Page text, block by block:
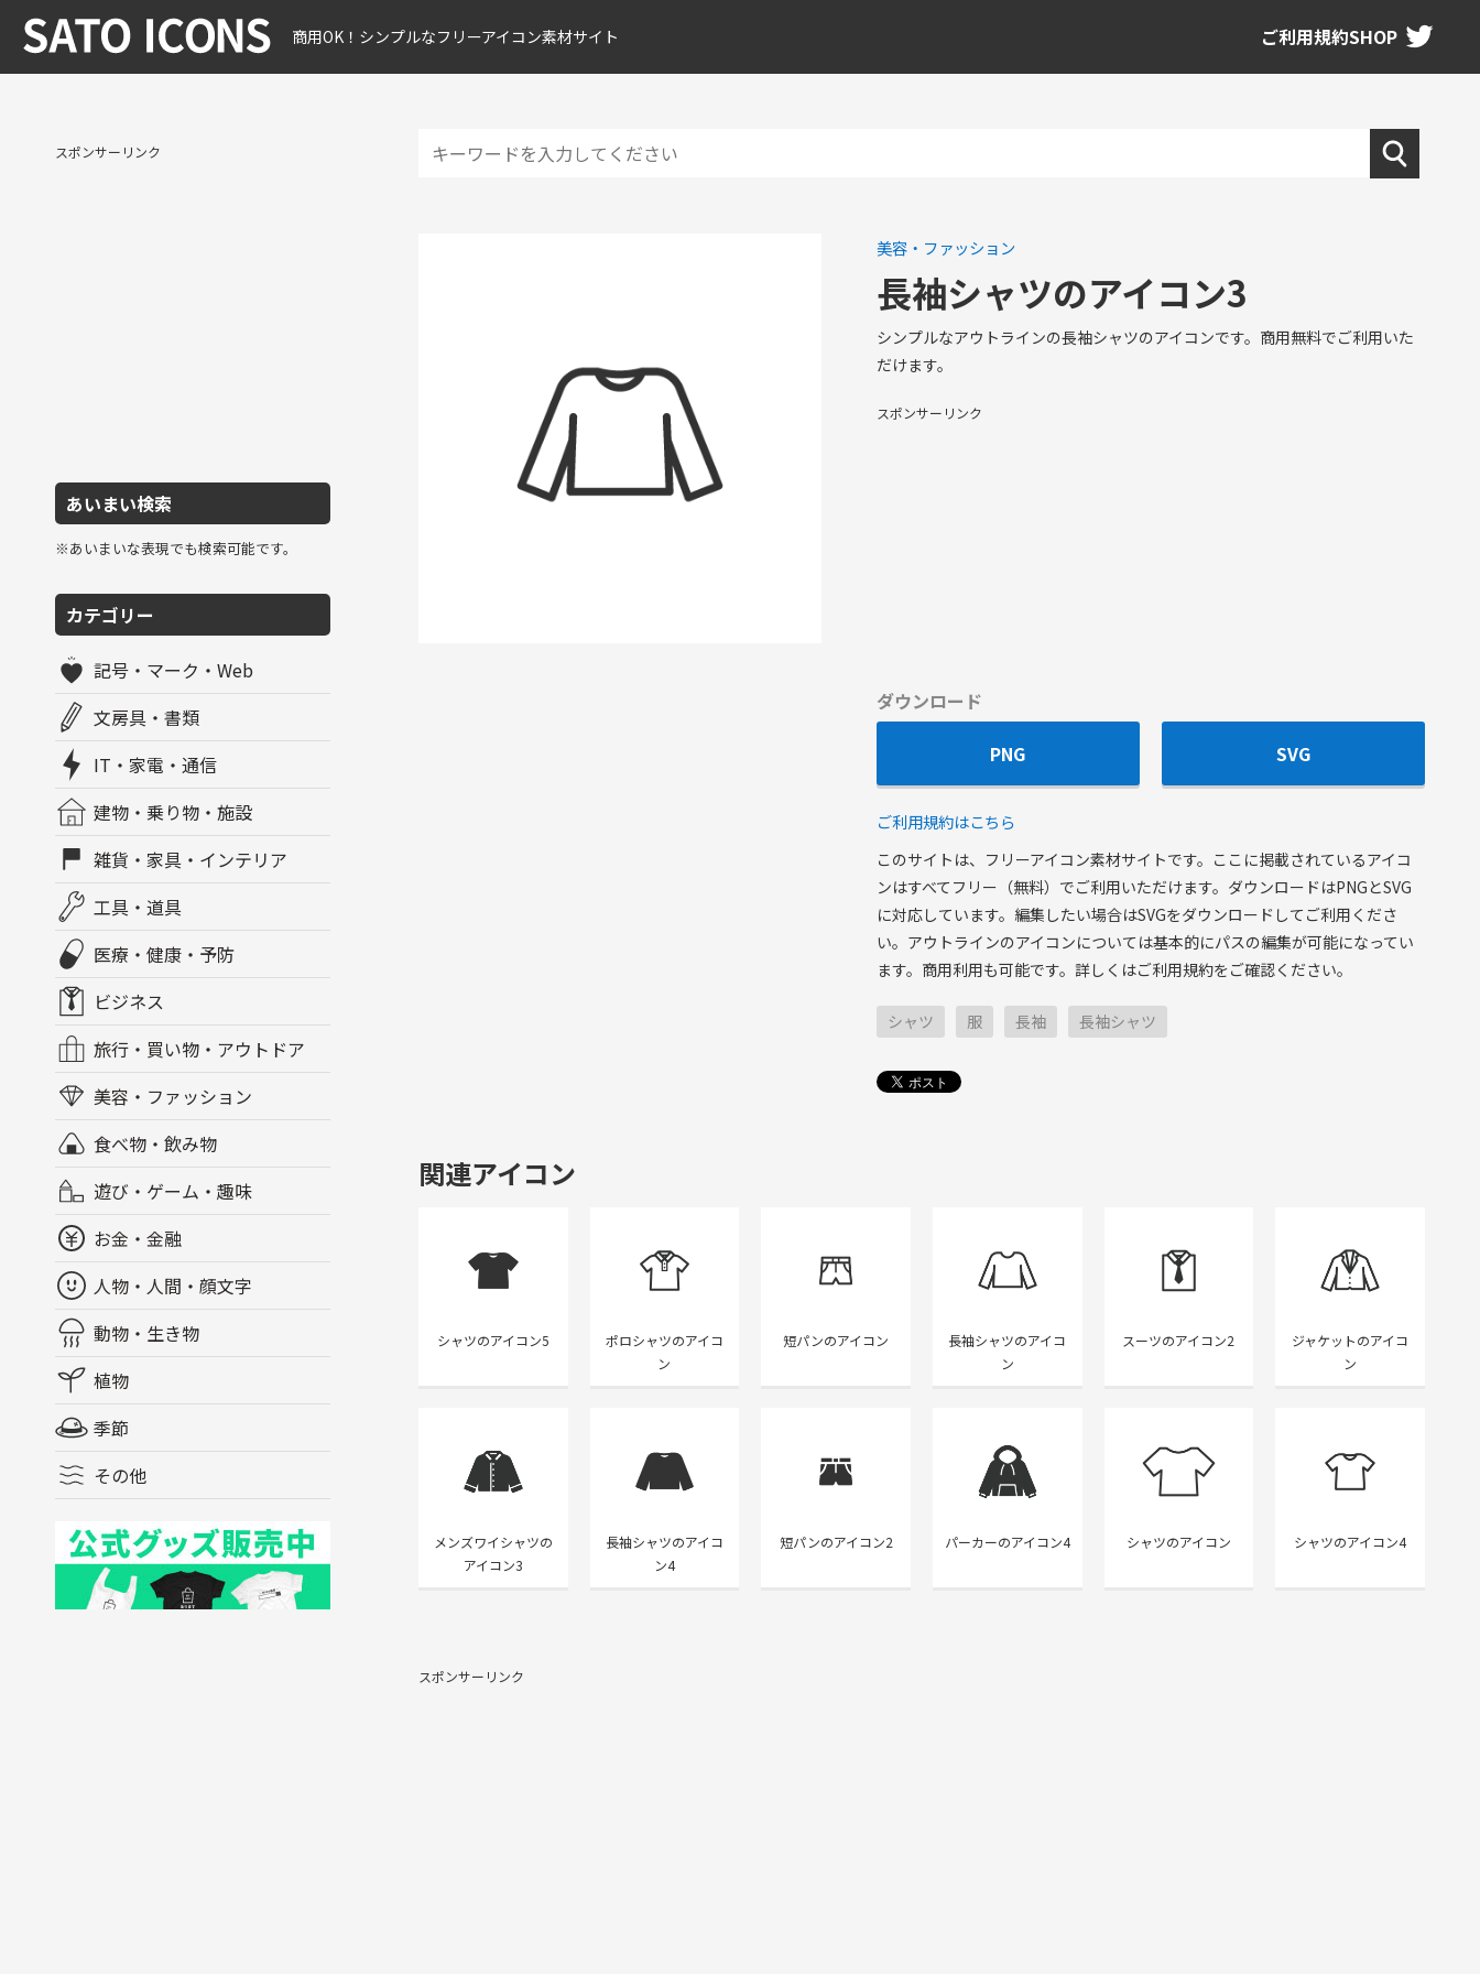
商用OK！シンプルなフリーアイコン素材サイト ご利用規約SHOP
スポンサーリンク
あいまい検索
※あいまいな表現でも検索可能です。
カテゴリー
記号・マーク・Web
文房具・書類
IT・家電・通信
建物・乗り物・施設
雑貨・家具・インテリア
工具・道具
医療・健康・予防
ビジネス
旅行・買い物・アウトドア
美容・ファッション
食べ物・飲み物
遊び・ゲーム・趣味
お金・金融
人物・人間・顔文字
動物・生き物
植物
季節
その他
美容・ファッション
長袖シャツのアイコン3
シンプルなアウトラインの長袖シャツのアイコンです。商用無料でご利用いた
だけます。
スポンサーリンク
ダウンロード
PNG
SVG
ご利用規約はこちら
このサイトは、フリーアイコン素材サイトです。ここに掲載されているアイコ
ンはすべてフリー（無料）でご利用いただけます。ダウンロードはPNGとSVG
に対応しています。編集したい場合はSVGをダウンロードしてご利用くださ
い。アウトラインのアイコンについては基本的にパスの編集が可能になってい
ます。商用利用も可能です。詳しくはご利用規約をご確認ください。
シャツ 服 長袖 長袖シャツ
関連アイコン
シャツのアイコン5
ポロシャツのアイコ
ン
短パンのアイコン
長袖シャツのアイコ
ン
スーツのアイコン2
ジャケットのアイコ
ン
メンズワイシャツの
アイコン3
長袖シャツのアイコ
ン4
短パンのアイコン2 パーカーのアイコン4 シャツのアイコン シャツのアイコン4
スポンサーリンク